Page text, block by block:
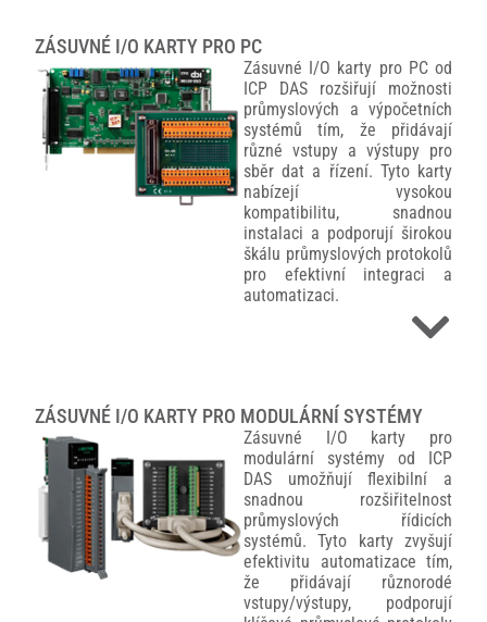
ZÁSUVNÉ I/O KARTY PRO PC
Zásuvné I/O karty pro PC od
ICP DAS rozšiřují možnosti
průmyslových a výpočetních
systémů tím, že přidávají
různé vstupy a výstupy pro
sběr dat a řízení. Tyto karty
nabízejí vysokou
kompatibilitu, snadnou
instalaci a podporují širokou
škálu průmyslových protokolů
pro efektivní integraci a
automatizaci.
ZÁSUVNÉ I/O KARTY PRO MODULÁRNÍ SYSTÉMY
Zásuvné I/O karty pro
modulární systémy od ICP
DAS umožňují flexibilní a
snadnou rozšiřitelnost
průmyslových řídicích
systémů. Tyto karty zvyšují
efektivitu automatizace tím,
že přidávají různorodé
vstupy/výstupy, podporují